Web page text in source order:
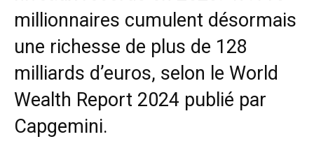
millionnaires cumulent désormais
une richesse de plus de 128
milliards d’euros, selon le World
Wealth Report 2024 publié par
Capgemini.